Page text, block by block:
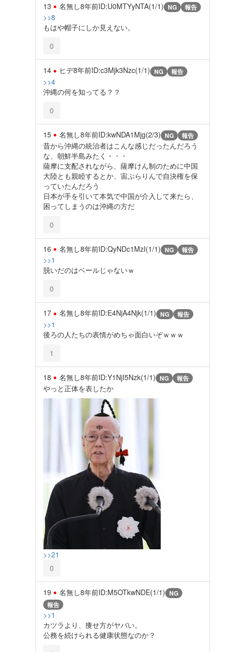
13 名無し8年前ID:U0MTYyNTA(1/1) NG 報告
>>8
もはや帽子にしか見えない。
0
14 ヒデ8年前ID:c3Mjk3Nzc(1/1) NG 報告
>>4
沖縄の何を知ってる？？
0
15 名無し8年前ID:kwNDA1Mjg(2/3) NG 報告
昔から沖縄の統治者はこんな感じだったんだろう
な、朝鮮半島みたく・・・
薩摩に支配されながら、薩摩けん制のために中国
大陸とも親睦するとか、宙ぶらりんで自決権を保
っていたんだろう
日本が手を引いて本気で中国が介入して来たら、
困ってしまうのは沖縄の方だ
0
16 名無し8年前ID:QyNDc1MzI(1/1) NG 報告
>>1
脱いだのはベールじゃないｗ
0
17 名無し8年前ID:E4NjA4Njk(1/1) NG 報告
>>1
後ろの人たちの表情がめちゃ面白いぞｗｗｗ
1
18 名無し8年前ID:Y1NjI5Nzk(1/1) NG 報告
やっと正体を表したか
>>21
0
19 名無し8年前ID:M5OTkwNDE(1/1) NG
報告
>>1
カツラより、痩せ方がヤバい。
公務を続けられる健康状態なのか？